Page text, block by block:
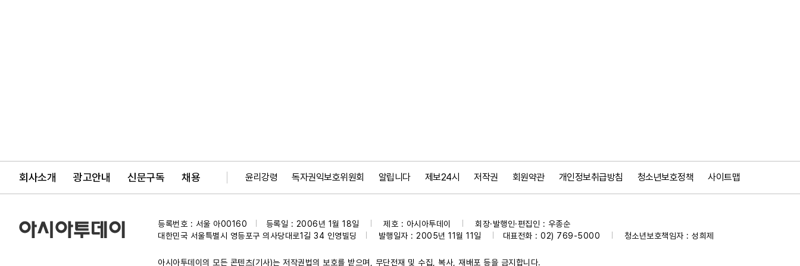
회사소개 광고안내 신문구독 채용 윤리강령 독자권익보호위원회 알립니다 제보24시 저작권 회원약관 개인정보취급방침 청소년보호정책 사이트맵
등록번호 : 서울 아00160 등록일 : 2006년 1월 18일 제호 : 아시아투데이
회장·발행인·편집인 : 우종순
대한민국 서울특별시 영등포구 의사당대로1길 34 인영빌딩
발행일자 : 2005년 11월 11일 대표전화 : 02) 769-5000 청소년보호책임자 : 성희제
아시아투데이의 모든 콘텐츠(기사)는 저작권법의 보호를 받으며, 무단전재 및 수집, 복사, 재배포 등을 금지합니다.